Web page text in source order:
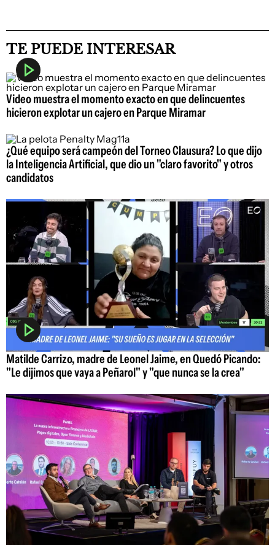
TE PUEDE INTERESAR
Video muestra el momento exacto en que delincuentes
hicieron explotar un cajero en Parque Miramar
¿Qué equipo será campeón del Torneo Clausura? Lo que dijo
la Inteligencia Artificial, que dio un "claro favorito" y otros
candidatos
Matilde Carrizo, madre de Leonel Jaime, en Quedó Picando:
"Le dijimos que vaya a Peñarol" y "que nunca se la crea"